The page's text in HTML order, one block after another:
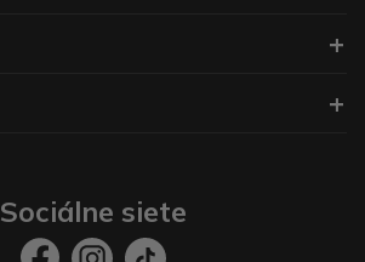
Sociálne siete